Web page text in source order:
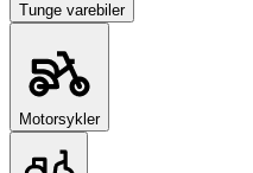
Tunge varebiler
Motorsykler